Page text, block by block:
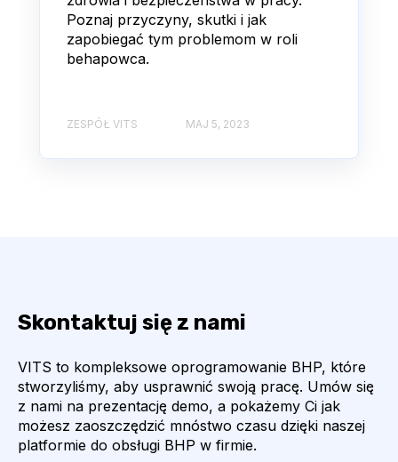
Poznaj przyczyny, skutki i jak
zapobiegać tym problemom w roli
behapowca.
ZESPÓŁ VITS MAJ 5, 2023
Skontaktuj się z nami
VITS to kompleksowe oprogramowanie BHP, które
stworzyliśmy, aby usprawnić swoją pracę. Umów się
z nami na prezentację demo, a pokażemy Ci jak
możesz zaoszczędzić mnóstwo czasu dzięki naszej
platformie do obsługi BHP w firmie.